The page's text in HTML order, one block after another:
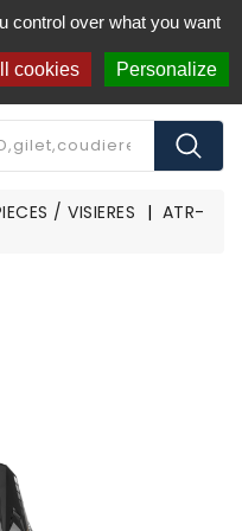
250€ d'achat (*)
/ VISIERES
ATR-
control over what you want
cookies Personalize